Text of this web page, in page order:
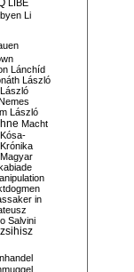
LIBE
Li
Lánchíd
László
László
László
Macht
Magyar
in
Salvini